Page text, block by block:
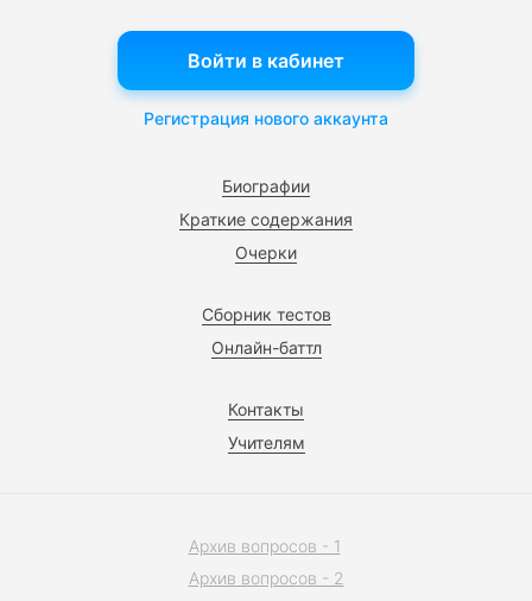
Биографии
Краткие содержания
Очерки
Сборник тестов
Онлайн-баттл
Контакты
Учителям
Войти в кабинет
Регистрация нового аккаунта
Архив вопросов - 1
Архив вопросов - 2